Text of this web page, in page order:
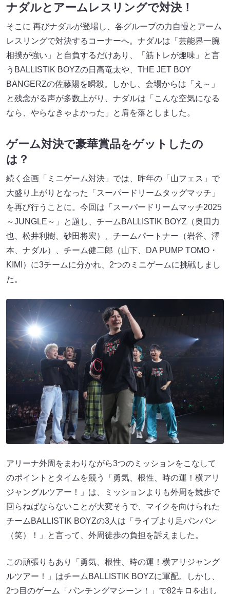
ナダルとアームレスリングで対決！
そこに 再びナダルが登場し、各グループの力自慢とアーム
レスリングで対決するコーナーへ。ナダルは「芸能界一腕
相撲が強い」と自負するだけあり、「筋トレが趣味」と言
うBALLISTIK BOYZの日髙竜太や、THE JET BOY
BANGERZの佐藤陽を瞬殺。しかし、会場からは「え～」
と残念がる声が多数上がり、ナダルは「こんな空気になる
なら、やらなきゃよかった」と肩を落としました。
ゲーム対決で豪華賞品をゲットしたの
は？
続く企画「ミニゲーム対決」では、昨年の「山フェス」で
大盛り上がりとなった「スーパードリームタッグマッチ」
を再び行うことに。今回は「スーパードリームマッチ2025
～JUNGLE～」と題し、チームBALLISTIK BOYZ（奥田力
也、松井利樹、砂田将宏）、チームパートナー（岩谷、澤
本、ナダル）、チーム健二郎（山下、DA PUMP TOMO・
KIMI）に3チームに分かれ、2つのミニゲームに挑戦しまし
た。
アリーナ外周をまわりながら3つのミッションをこなして
のポイントとタイムを競う「勇気、根性、時の運！横アリ
ジャングルツアー！」は、ミッションよりも外周を競歩で
回らねばならないことが大変そうで、マイクを向けられた
チームBALLISTIK BOYZの3人は「ライブより足パンパン
（笑）！」と言って、外周徒歩の負担を訴えました。
この頑張りもあり「勇気、根性、時の運！横アリジャング
ルツアー！」はチームBALLISTIK BOYZに軍配。しかし、
2つ目のゲーム「パンチングマシーン！」で82キロを出し